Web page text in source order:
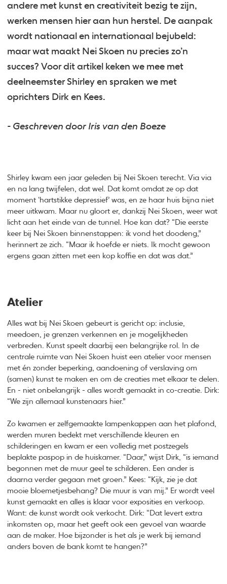
andere met kunst en creativiteit bezig te zijn,
werken mensen hier aan hun herstel. De aanpak
wordt nationaal en internationaal bejubeld:
maar wat maakt Nei Skoen nu precies zo’n
succes? Voor dit artikel keken we mee met
deelneemster Shirley en spraken we met
oprichters Dirk en Kees.
- Geschreven door Iris van den Boeze
Shirley kwam een jaar geleden bij Nei Skoen terecht. Via via
en na lang twijfelen, dat wel. Dat komt omdat ze op dat
moment ‘hartstikke depressief’ was, en ze haar huis bijna niet
meer uitkwam. Maar nu gloort er, dankzij Nei Skoen, weer wat
licht aan het einde van de tunnel. Hoe kan dat? “Die eerste
keer bij Nei Skoen binnenstappen: ik vond het doodeng,”
herinnert ze zich. “Maar ik hoefde er niets. Ik mocht gewoon
ergens gaan zitten met een kop koffie en dat was dat.”
Atelier
Alles wat bij Nei Skoen gebeurt is gericht op: inclusie,
meedoen, je grenzen verkennen en je mogelijkheden
verbreden. Kunst speelt daarbij een belangrijke rol. In de
centrale ruimte van Nei Skoen huist een atelier voor mensen
met én zonder beperking, aandoening of verslaving om
(samen) kunst te maken en om de creaties met elkaar te delen.
En - niet onbelangrijk - alles wordt gemaakt in co-creatie. Dirk:
“We zijn allemaal kunstenaars hier.”
Zo kwamen er zelfgemaakte lampenkappen aan het plafond,
werden muren bedekt met verschillende kleuren en
schilderingen en kwam er een volledig met postzegels
beplakte paspop in de huiskamer. “Daar,” wijst Dirk, “is iemand
begonnen met de muur geel te schilderen. Een ander is
daarna verder gegaan met groen.” Kees: “Kijk, zie je dat
mooie bloemetjesbehang? Die muur is van mij.” Er wordt veel
kunst gemaakt en alles is klaar voor exposities en verkoop.
Want: de kunst wordt ook verkocht. Dirk: “Dat levert extra
inkomsten op, maar het geeft ook een gevoel van waarde
aan de maker. Hoe bijzonder is het als je werk bij iemand
anders boven de bank komt te hangen?”